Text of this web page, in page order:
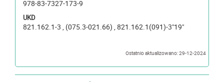
978-83-7327-173-9
UKD
821.162.1-3 , (075.3-021.66) , 821.162.1(091)-3"19"
Ostatnio aktualizowano: 29-12-2024